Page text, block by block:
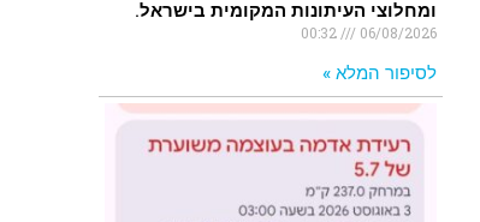
ומחלוצי העיתונות המקומית בישראל.
06/08/2026
לסיפור המלא »